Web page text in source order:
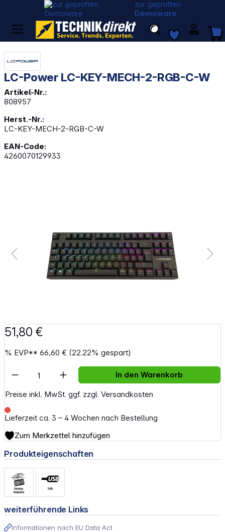
zur geprüften
Demoware
LC-Power LC-KEY-MECH-2-RGB-C-W
Artikel-Nr.:
808957
Herst.-Nr.:
LC-KEY-MECH-2-RGB-C-W
EAN-Code:
4260070129933
51,80 €
% EVP**66,60 € (22.22% gespart)
Preise inkl. MwSt. ggf. zzgl. Versandkosten
Lieferzeit ca. 3 – 4 Wochen nach Bestellung
Artikel Anzahl: Gib den gewünschten
In den Warenkorb
Zum Merkzettel hinzufügen
Produkteigenschaften
weiterführende Links
Informationen nach EU Data Act